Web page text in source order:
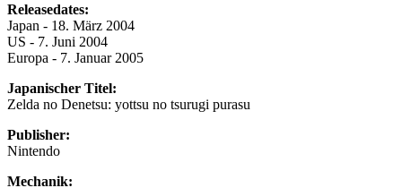
Releasedates:
Japan - 18. März 2004
US - 7. Juni 2004
Europa - 7. Januar 2005
Japanischer Titel:
Zelda no Denetsu: yottsu no tsurugi purasu
Publisher:
Nintendo
Mechanik: